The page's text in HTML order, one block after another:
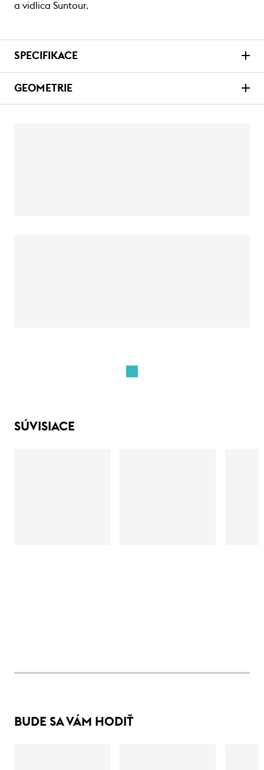
a vidlica Suntour.
SPECIFIKACE
GEOMETRIE
SÚVISIACE
BUDE SA VÁM HODIŤ